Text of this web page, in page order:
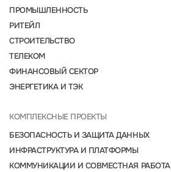
ПРОМЫШЛЕННОСТЬ
РИТЕЙЛ
СТРОИТЕЛЬСТВО
ТЕЛЕКОМ
ФИНАНСОВЫЙ СЕКТОР
ЭНЕРГЕТИКА И ТЭК
КОМПЛЕКСНЫЕ ПРОЕКТЫ
БЕЗОПАСНОСТЬ И ЗАЩИТА ДАННЫХ
ИНФРАСТРУКТУРА И ПЛАТФОРМЫ
КОММУНИКАЦИИ И СОВМЕСТНАЯ РАБОТА